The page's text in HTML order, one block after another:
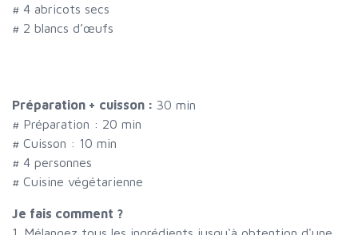
# 4 abricots secs
# 2 blancs d’œufs
Préparation + cuisson : 30 min
# Préparation : 20 min
# Cuisson : 10 min
# 4 personnes
# Cuisine végétarienne
Je fais comment ?